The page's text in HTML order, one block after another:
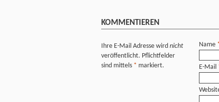
KOMMENTIEREN
Ihre E-Mail Adresse wird nicht
veröffentlicht. Pflichtfelder
sind mittels * markiert.
Name
E-Mail